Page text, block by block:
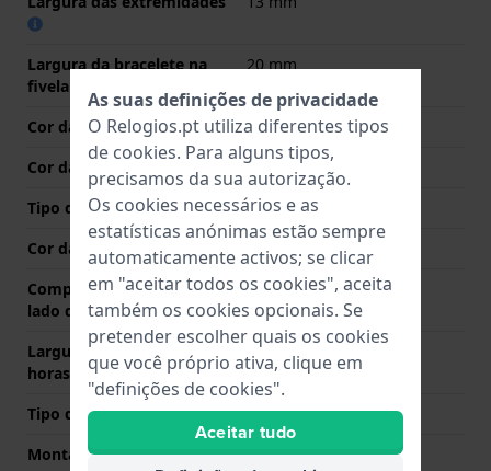
Largura da bracelete na
fivela
20 mm
Cor da bracelete
Azul
Cor das costuras
Laranja
Tipo de Fecho
Fecho
Cor da fivela
Prata
Comprimento de banda no
lado das 12 horas
85 mm
Largura de banda lado 6
horas (mm)
120 mm
Tipo de montagem
Pinos de pressão
Montagem Reta
Não
As suas definições de privacidade
O Relogios.pt utiliza diferentes tipos
de cookies. Para alguns tipos,
precisamos da sua autorização.
Os cookies necessários e as
estatísticas anónimas estão sempre
automaticamente activos; se clicar
em "aceitar todos os cookies", aceita
também os cookies opcionais. Se
pretender escolher quais os cookies
que você próprio ativa, clique em
"definições de cookies".
Aceitar tudo